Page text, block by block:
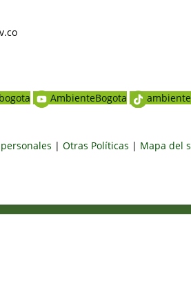
AmbienteBogota
| Otras Políticas | Mapa del